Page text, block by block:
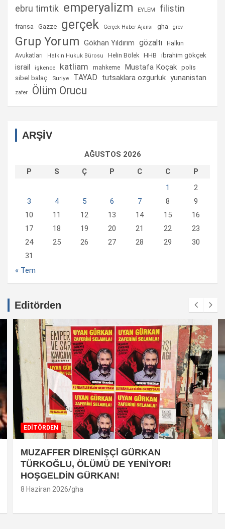
ebru timtik emperyalizm EYLEM filistin
fransa Gazze gerçek Gerçek Haber Ajansı gha grev
Grup Yorum Gökhan Yıldırım gözaltı
Halkın
Avukatları
Halkın Hukuk Bürosu Helin Bölek HHB ibrahim gökçek
israil işkence katliam mahkeme Mustafa Koçak polis
sibel balaç Suriye TAYAD tutsaklara ozgurluk yunanistan
zafer Ölüm Orucu
ARŞİV
AĞUSTOS 2026
P
S Ç P C C
P
1
2
3
4 5 6 7 8
9
10
11 12 13 14 15
16
17
18 19 20 21 22
23
24
25 26 27 28 29
30
31
« Tem
Editörden
EDİTÖRDEN
MUZAFFER DİRENİŞÇİ GÜRKAN
TÜRKOĞLU, ÖLÜMÜ DE YENİYOR!
HOŞGELDİN GÜRKAN!
8 Haziran 2026 gha